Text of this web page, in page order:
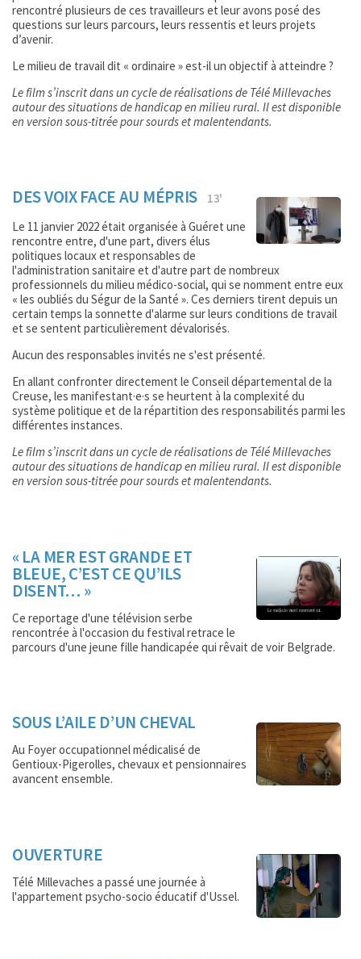
rencontré plusieurs de ces travailleurs et leur avons posé des
questions sur leurs parcours, leurs ressentis et leurs projets
d’avenir.
Le milieu de travail dit « ordinaire » est-il un objectif à atteindre ?
Le film s’inscrit dans un cycle de réalisations de Télé Millevaches
autour des situations de handicap en milieu rural. Il est disponible
en version sous-titrée pour sourds et malentendants.
DES VOIX FACE AU MÉPRIS 13'
Le 11 janvier 2022 était organisée à Guéret une
rencontre entre, d'une part, divers élus
politiques locaux et responsables de
l'administration sanitaire et d'autre part de nombreux
professionnels du milieu médico-social, qui se nomment entre eux
« les oubliés du Ségur de la Santé ». Ces derniers tirent depuis un
certain temps la sonnette d'alarme sur leurs conditions de travail
et se sentent particulièrement dévalorisés.
Aucun des responsables invités ne s'est présenté.
En allant confronter directement le Conseil départemental de la
Creuse, les manifestant·e·s se heurtent à la complexité du
système politique et de la répartition des responsabilités parmi les
différentes instances.
Le film s’inscrit dans un cycle de réalisations de Télé Millevaches
autour des situations de handicap en milieu rural. Il est disponible
en version sous-titrée pour sourds et malentendants.
« LA MER EST GRANDE ET
BLEUE, C’EST CE QU’ILS
DISENT… »
Ce reportage d'une télévision serbe
rencontrée à l'occasion du festival retrace le
parcours d'une jeune fille handicapée qui rêvait de voir Belgrade.
SOUS L’AILE D’UN CHEVAL
Au Foyer occupationnel médicalisé de
Gentioux-Pigerolles, chevaux et pensionnaires
avancent ensemble.
OUVERTURE
Télé Millevaches a passé une journée à
l'appartement psycho-socio éducatif d'Ussel.